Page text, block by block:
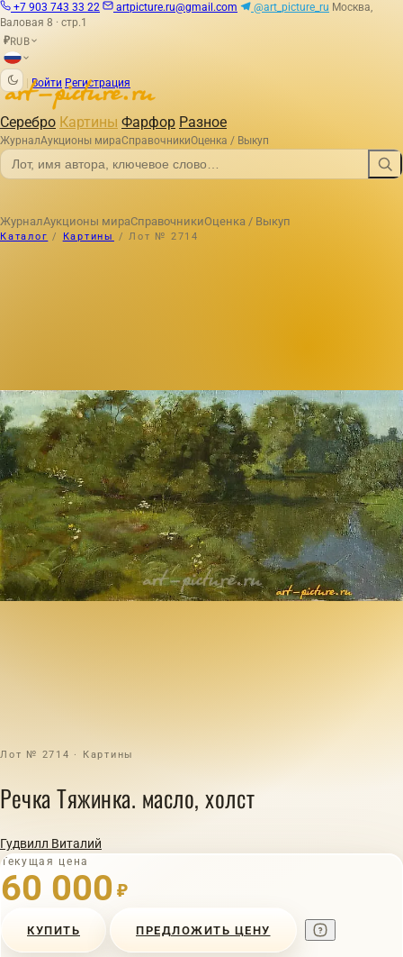
+7 903 743 33 22 artpicture.ru@gmail.com @art_picture_ru Москва,
Валовая 8 · стр.1
₽RUB
Войти Регистрация
Серебро Картины Фарфор Разное
ЖурналАукционы мираСправочникиОценка / Выкуп
ЖурналАукционы мираСправочникиОценка / Выкуп
Каталог / Картины / Лот № 2714
Лот № 2714 · Картины
Речка Тяжинка. масло, холст
Гудвилл Виталий
Текущая цена
60 000 ₽
КУПИТЬ ПРЕДЛОЖИТЬ ЦЕНУ